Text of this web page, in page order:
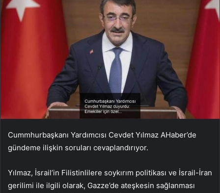
Cummhurbaşkanı Yardımcısı Cevdet Yılmaz AHaber’de
gündeme ilişkin soruları cevaplandırıyor.
Yılmaz, İsrail’in Filistinlilere soykırım politikası ve İsrail-İran
gerilimi ile ilgili olarak, Gazze’de ateşkesin sağlanması